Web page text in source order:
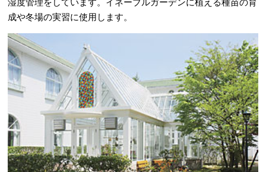
湿度管理をしています。イネーブルガーデンに植える種苗の育
成や冬場の実習に使用します。